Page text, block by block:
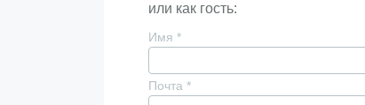
или как гость:
Имя *
Почта *